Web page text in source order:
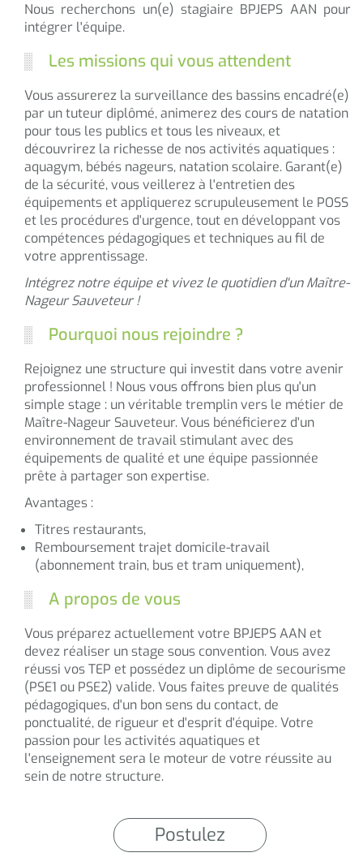
Nous recherchons un(e) stagiaire BPJEPS AAN pour
intégrer l'équipe.
Les missions qui vous attendent
Vous assurerez la surveillance des bassins encadré(e)
par un tuteur diplômé, animerez des cours de natation
pour tous les publics et tous les niveaux, et
découvrirez la richesse de nos activités aquatiques :
aquagym, bébés nageurs, natation scolaire. Garant(e)
de la sécurité, vous veillerez à l'entretien des
équipements et appliquerez scrupuleusement le POSS
et les procédures d'urgence, tout en développant vos
compétences pédagogiques et techniques au fil de
votre apprentissage.
Intégrez notre équipe et vivez le quotidien d'un Maître-
Nageur Sauveteur !
Pourquoi nous rejoindre ?
Rejoignez une structure qui investit dans votre avenir
professionnel ! Nous vous offrons bien plus qu'un
simple stage : un véritable tremplin vers le métier de
Maître-Nageur Sauveteur. Vous bénéficierez d'un
environnement de travail stimulant avec des
équipements de qualité et une équipe passionnée
prête à partager son expertise.
Avantages :
Titres restaurants,
Remboursement trajet domicile-travail
(abonnement train, bus et tram uniquement),
A propos de vous
Vous préparez actuellement votre BPJEPS AAN et
devez réaliser un stage sous convention. Vous avez
réussi vos TEP et possédez un diplôme de secourisme
(PSE1 ou PSE2) valide. Vous faites preuve de qualités
pédagogiques, d'un bon sens du contact, de
ponctualité, de rigueur et d'esprit d'équipe. Votre
passion pour les activités aquatiques et
l'enseignement sera le moteur de votre réussite au
sein de notre structure.
Postulez